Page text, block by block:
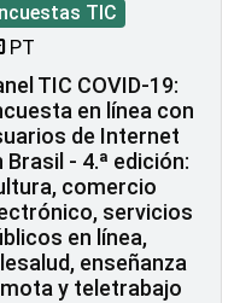
TIC
PT
TIC COVID-19:
en línea con
de Internet
Brasil - 4.ª edición:
comercio
servicios
en línea,
enseñanza
y teletrabajo